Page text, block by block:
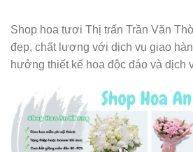
Shop hoa tươi Thị trấn Trần Văn
đẹp, chất lượng với dịch vụ giao
hưởng thiết kế hoa độc đáo và dịch